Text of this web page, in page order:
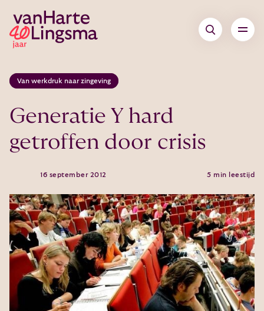
Van werkdruk naar zingeving
Generatie Y hard
getroffen door crisis
16 september 2012 5 min leestijd